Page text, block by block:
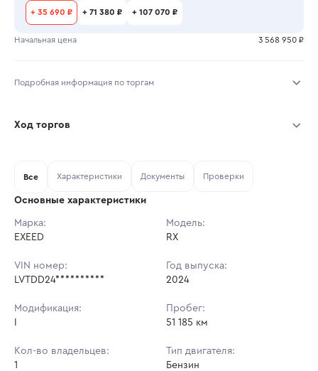
+ 35 690 ₽ + 71 380 ₽ + 107 070 ₽
Начальная цена 3 568 950 ₽
Подробная информация по торгам
Тип аукциона: Открытые торги
Шаг торгов: 35 690 ₽
Кол-во ставок:
Ход торгов
Ставок не найдено
в аукционах
Все Характеристики Документы Проверки
Основные характеристики
Марка:
EXEED
Модель:
RX
VIN номер:
LVTDD24**********
Год выпуска:
2024
Модификация:
Пробег:
51 185 км
Кол-во владельцев:
1
Тип двигателя:
Бензин